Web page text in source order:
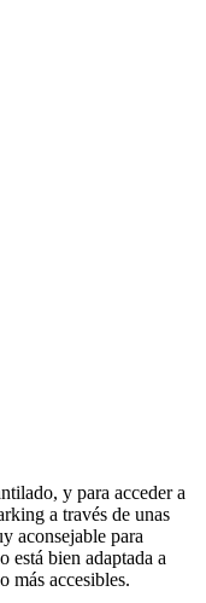
y para acceder a
a través de unas
aconsejable para
está bien adaptada a
más accesibles.